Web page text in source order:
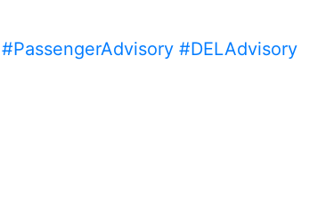
#PassengerAdvisory #DELAdvisory